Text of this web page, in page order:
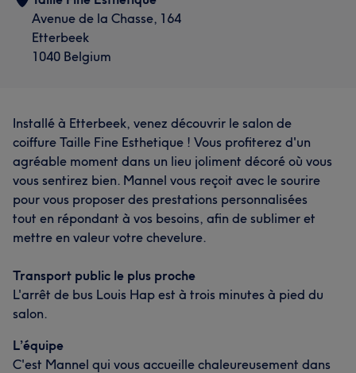
Avenue de la Chasse, 164
Etterbeek
1040 Belgium
Installé à Etterbeek, venez découvrir le salon de
coiffure Taille Fine Esthetique ! Vous profiterez d'un
agréable moment dans un lieu joliment décoré où vous
vous sentirez bien. Mannel vous reçoit avec le sourire
pour vous proposer des prestations personnalisées
tout en répondant à vos besoins, afin de sublimer et
mettre en valeur votre chevelure.
Transport public le plus proche
L'arrêt de bus Louis Hap est à trois minutes à pied du
salon.
L’équipe
C'est Mannel qui vous accueille chaleureusement dans